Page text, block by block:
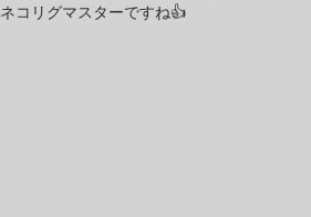
ネコリグマスターですね👍